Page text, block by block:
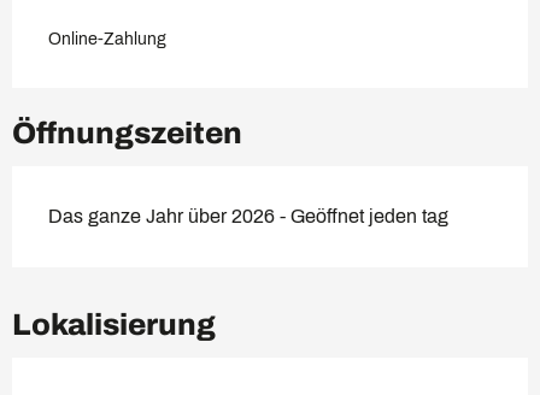
Online-Zahlung
Öffnungszeiten
Das ganze Jahr über 2026 - Geöffnet jeden tag
Lokalisierung